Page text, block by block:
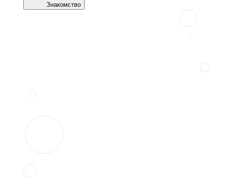
Знакомство